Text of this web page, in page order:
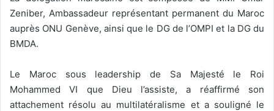
Zeniber, Ambassadeur représentant permanent du Maroc
auprès ONU Genève, ainsi que le DG de l’OMPI et la DG du
BMDA.
Le Maroc sous leadership de Sa Majesté le Roi
Mohammed VI que Dieu l’assiste, a réaffirmé son
attachement résolu au multilatéralisme et a souligné le